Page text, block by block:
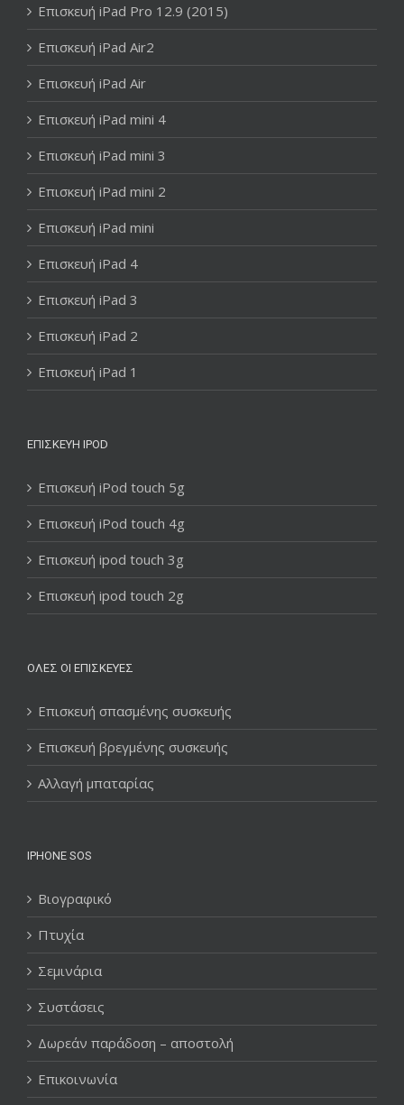
Επισκευή iPad Pro 12.9 (2015)
Επισκευή iPad Air2
Επισκευή iPad Air
Επισκευή iPad mini 4
Επισκευή iPad mini 3
Επισκευή iPad mini 2
Επισκευή iPad mini
Επισκευή iPad 4
Επισκευή iPad 3
Επισκευή iPad 2
Επισκευή iPad 1
ΕΠΙΣΚΕΥΉ IPOD
Επισκευή iPod touch 5g
Επισκευή iPod touch 4g
Επισκευή ipod touch 3g
Επισκευή ipod touch 2g
ΌΛΕΣ ΟΙ ΕΠΙΣΚΕΥΈΣ
Επισκευή σπασμένης συσκευής
Επισκευή βρεγμένης συσκευής
Αλλαγή μπαταρίας
IPHONE SOS
Βιογραφικό
Πτυχία
Σεμινάρια
Συστάσεις
Δωρεάν παράδοση – αποστολή
Επικοινωνία